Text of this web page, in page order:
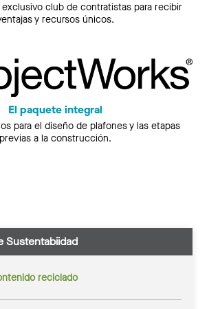
club de contratistas para recibir
y recursos únicos.
El paquete integral
para el diseño de plafones y las etapas
previas a la construcción.
Sustentabiidad
reciclado